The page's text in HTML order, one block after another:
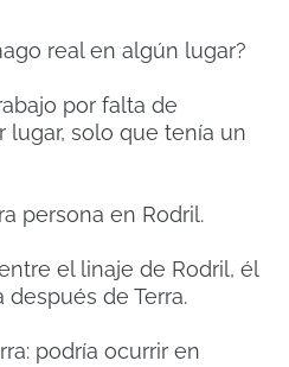
real en algún lugar?
por falta de
lugar, solo que tenía un
persona en Rodril.
el linaje de Rodril, él
de Terra.
podría ocurrir en